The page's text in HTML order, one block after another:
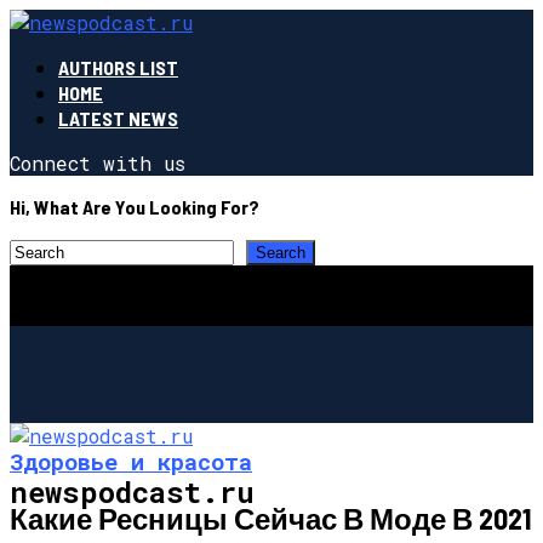
AUTHORS LIST
HOME
LATEST NEWS
Connect with us
Hi, What Are You Looking For?
newspodcast.ru
Здоровье и красота
Какие Ресницы Сейчас В Моде В 2021